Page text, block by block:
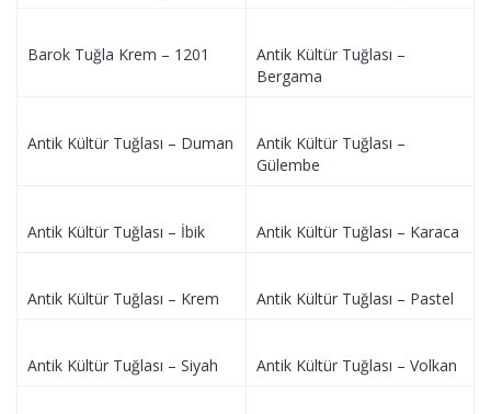
Barok Tuğla Krem – 1201
Antik Kültür Tuğlası –
Bergama
Antik Kültür Tuğlası – Duman
Antik Kültür Tuğlası –
Gülembe
Antik Kültür Tuğlası – İbik Antik Kültür Tuğlası – Karaca
Antik Kültür Tuğlası – Krem Antik Kültür Tuğlası – Pastel
Antik Kültür Tuğlası – Siyah Antik Kültür Tuğlası – Volkan